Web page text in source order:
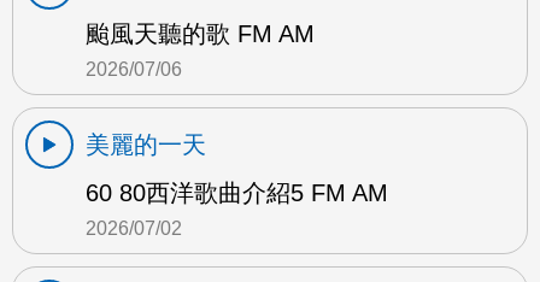
颱風天聽的歌 FM AM
2026/07/06
美麗的一天
60 80西洋歌曲介紹5 FM AM
2026/07/02